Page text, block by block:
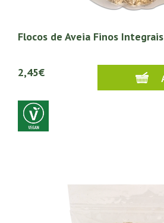
Flocos de Aveia Finos Integrais
2,45€